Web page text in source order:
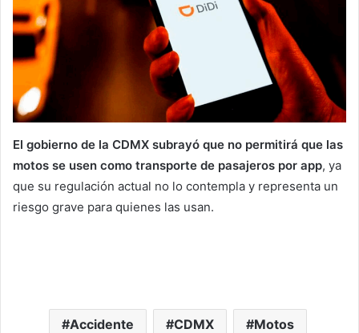
El gobierno de la CDMX subrayó que no permitirá que las
motos se usen como transporte de pasajeros por app, ya
que su regulación actual no lo contempla y representa un
riesgo grave para quienes las usan.
Accidente CDMX Motos